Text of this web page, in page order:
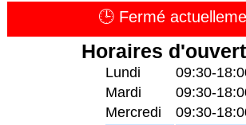
🕒 Fermé
Horaires
Lundi
09:30-
Mardi
09:30-
Mercredi
09:30-